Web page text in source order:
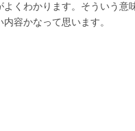
よくわかります。そういう
容かなって思います。